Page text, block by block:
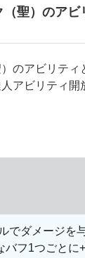
聖）のアビ
のアビリティ
アビリティ開
でダメージを
バフ1つごとに